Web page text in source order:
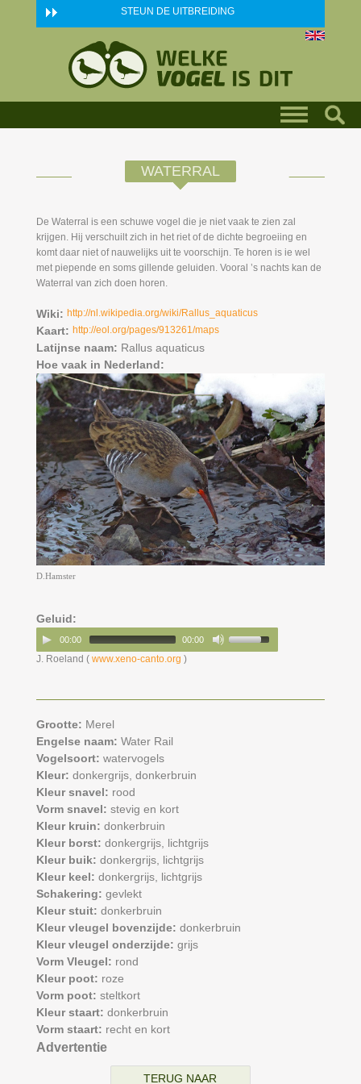
Skip to main content STEUN DE UITBREIDING
WATERRAL
De Waterral is een schuwe vogel die je niet vaak te zien zal
krijgen. Hij verschuilt zich in het riet of de dichte begroeiing en
komt daar niet of nauwelijks uit te voorschijn. Te horen is ie wel
met piepende en soms gillende geluiden. Vooral ’s nachts kan de
Waterral van zich doen horen.
Wiki: http://nl.wikipedia.org/wiki/Rallus_aquaticus
Kaart: http://eol.org/pages/913261/maps
Latijnse naam: Rallus aquaticus
Hoe vaak in Nederland:
D.Hamster
Geluid:
00:00 00:00
J. Roeland ( www.xeno-canto.org )
Grootte: Merel
Engelse naam: Water Rail
Vogelsoort: watervogels
Kleur: donkergrijs, donkerbruin
Kleur snavel: rood
Vorm snavel: stevig en kort
Kleur kruin: donkerbruin
Kleur borst: donkergrijs, lichtgrijs
Kleur buik: donkergrijs, lichtgrijs
Kleur keel: donkergrijs, lichtgrijs
Schakering: gevlekt
Kleur stuit: donkerbruin
Kleur vleugel bovenzijde: donkerbruin
Kleur vleugel onderzijde: grijs
Vorm Vleugel: rond
Kleur poot: roze
Vorm poot: steltkort
Kleur staart: donkerbruin
Vorm staart: recht en kort
Advertentie
TERUG NAAR